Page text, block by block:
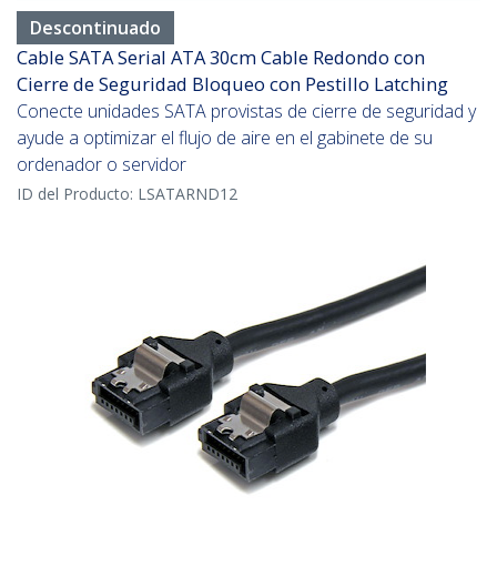
Descontinuado
Cable SATA Serial ATA 30cm Cable Redondo con
Cierre de Seguridad Bloqueo con Pestillo Latching
Conecte unidades SATA provistas de cierre de seguridad y
ayude a optimizar el flujo de aire en el gabinete de su
ordenador o servidor
ID del Producto: LSATARND12